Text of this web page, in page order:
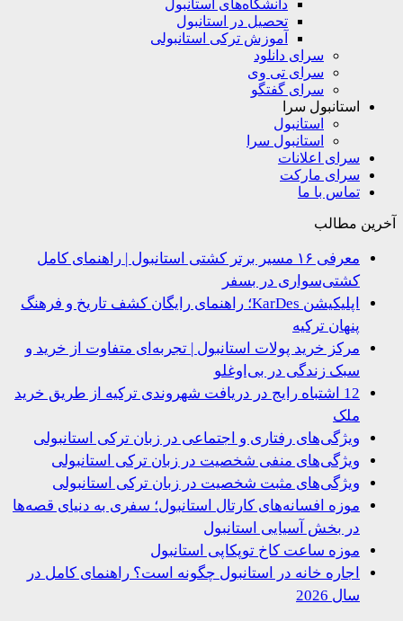
دانشگاه‌های استانبول
تحصیل در استانبول
آموزش ترکی استانبولی
سرای دانلود
سرای تی وی
سرای گفتگو
استانبول سرا
استانبول
استانبول سرا
سرای اعلانات
سرای مارکت
تماس با ما
مطالب
معرفی ۱۶ مسیر برتر کشتی استانبول | راهنمای کامل
کشتی‌سواری در بسفر
اپلیکیشن KarDes؛ راهنمای رایگان کشف تاریخ و فرهنگ
پنهان ترکیه
مرکز خرید پولات استانبول | تجربه‌ای متفاوت از خرید و
سبک زندگی در بی‌اوغلو
12 اشتباه رایج در دریافت شهروندی ترکیه از طریق خرید
ویژگی‌های رفتاری و اجتماعی در زبان ترکی استانبولی
ویژگی‌های منفی شخصیت در زبان ترکی استانبولی
ویژگی‌های مثبت شخصیت در زبان ترکی استانبولی
موزه افسانه‌های کارتال استانبول؛ سفری به دنیای قصه‌ها
در بخش آسیایی استانبول
موزه ساعت کاخ توپکاپی استانبول
اجاره خانه در استانبول چگونه است؟ راهنمای کامل در
سال 2026